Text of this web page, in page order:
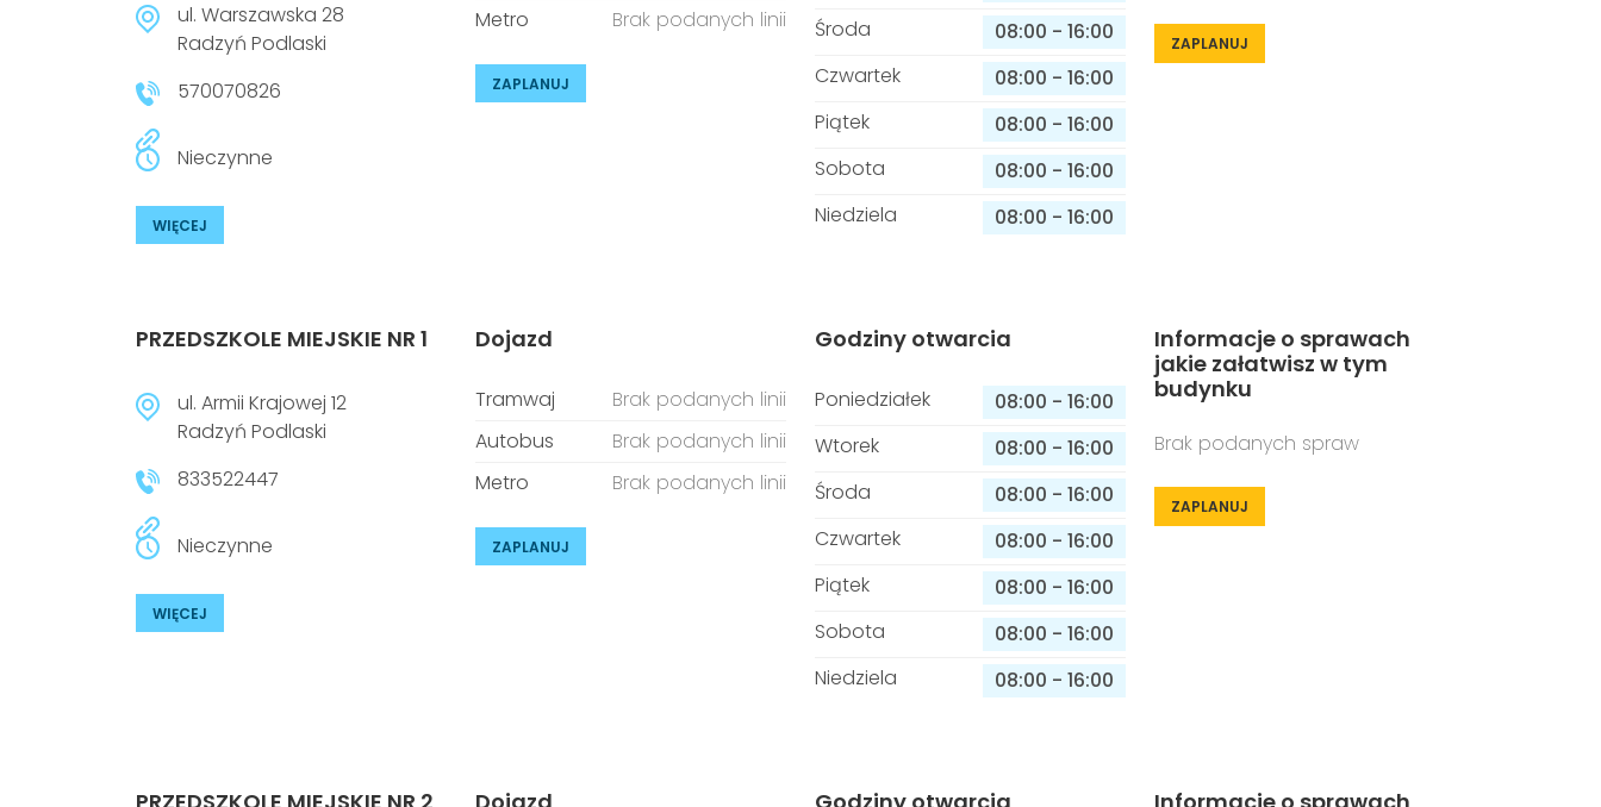
ul. Warszawska 28
Radzyń Podlaski
570070826
Nieczynne
WIĘCEJ
Metro
Brak podanych linii
ZAPLANUJ
Środa
08:00 - 16:00
Czwartek
08:00 - 16:00
Piątek
08:00 - 16:00
Sobota
08:00 - 16:00
Niedziela
08:00 - 16:00
ZAPLANUJ
PRZEDSZKOLE MIEJSKIE NR 1
ul. Armii Krajowej 12
Radzyń Podlaski
833522447
Nieczynne
WIĘCEJ
Dojazd
Tramwaj
Brak podanych linii
Autobus
Brak podanych linii
Metro
Brak podanych linii
ZAPLANUJ
Godziny otwarcia
Poniedziałek 08:00 - 16:00
Wtorek
08:00 - 16:00
Środa
08:00 - 16:00
Czwartek
08:00 - 16:00
Piątek
08:00 - 16:00
Sobota
08:00 - 16:00
Niedziela
08:00 - 16:00
Informacje o sprawach
jakie załatwisz w tym
budynku
Brak podanych spraw
ZAPLANUJ